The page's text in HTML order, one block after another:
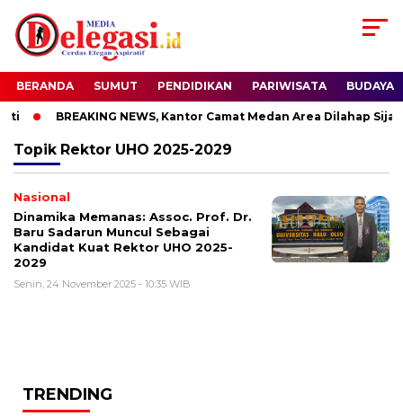
BERANDA SUMUT PENDIDIKAN PARIWISATA BUDAYA
BREAKING NEWS, Kantor Camat Medan Area Dilahap
Topik Rektor UHO 2025-2029
Nasional
Dinamika Memanas: Assoc. Prof. Dr.
Baru Sadarun Muncul Sebagai
Kandidat Kuat Rektor UHO 2025-
2029
Senin, 24 November 2025 - 10:35 WIB
TRENDING